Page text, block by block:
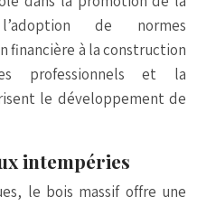
de normes
financière à la construction
professionnels et la
le développement de
intempéries
le bois massif offre une